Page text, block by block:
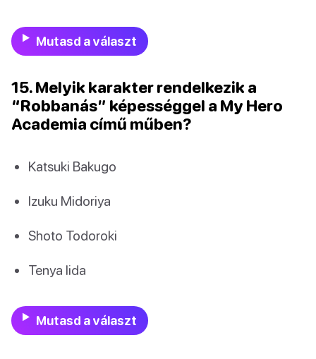
Mutasd a választ
15. Melyik karakter rendelkezik a
“Robbanás” képességgel a My Hero
Academia című műben?
Katsuki Bakugo
Izuku Midoriya
Shoto Todoroki
Tenya Iida
Mutasd a választ